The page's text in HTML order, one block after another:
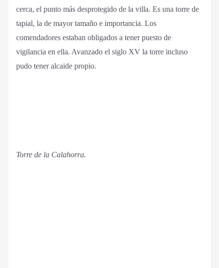
cerca, el punto más desprotegido de la villa. Es una torre de
tapial, la de mayor tamaño e importancia. Los
comendadores estaban obligados a tener puesto de
vigilancia en ella. Avanzado el siglo XV la torre incluso
pudo tener alcaide propio.
Torre de la Calahorra.